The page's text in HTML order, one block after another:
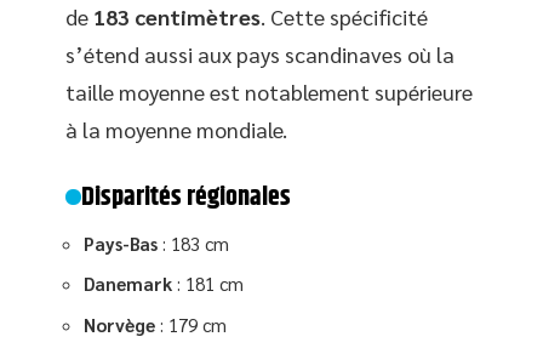
de 183 centimètres . Cette spécificité
s’étend aussi aux pays scandinaves où la
taille moyenne est notablement supérieure
à la moyenne mondiale.
Disparités régionales
Pays-Bas : 183 cm
Danemark : 181 cm
Norvège : 179 cm